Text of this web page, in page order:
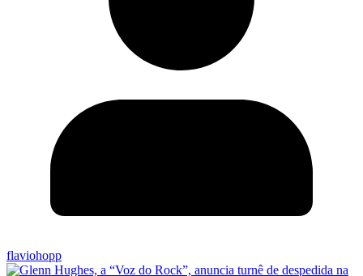
flaviohopp